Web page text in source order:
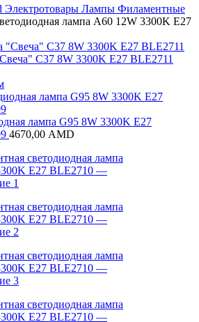
Электротовары Лампы Филаментные
лампа А60 12W 3300K E27
C37 8W 3300K E27 BLE2711
лампа G95 8W 3300K E27
4670,00 AMD